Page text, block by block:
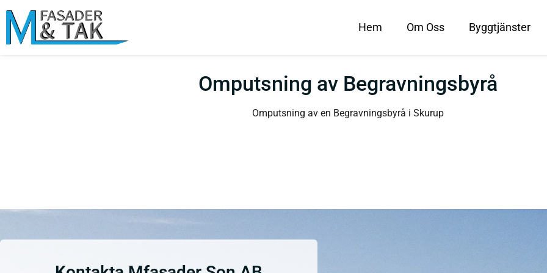
Hem Om Oss Byggtjänster
Omputsning av Begravningsbyrå
Omputsning av en Begravningsbyrå i Skurup